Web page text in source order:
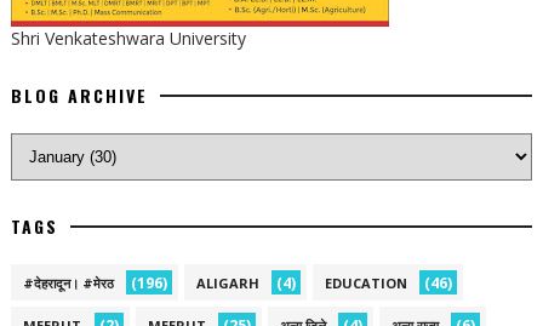
Shri Venkateshwara University
BLOG ARCHIVE
TAGS
#देहरादून। #मेरठ (196) ALIGARH (4) EDUCATION (46)